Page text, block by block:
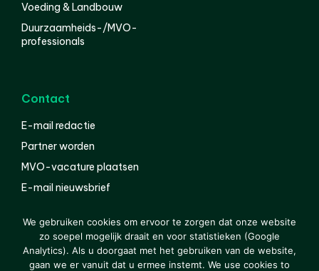
Voeding & Landbouw
Duurzaamheids-/MVO-
professionals
Contact
E-mail redactie
Partner worden
MVO-vacature plaatsen
E-mail nieuwsbrief
© 2000-2026 Van der Molen EIS Colofon Disclaimer
We gebruiken cookies om ervoor te zorgen dat onze website
zo soepel mogelijk draait en voor statistieken (Google
Analytics). Als u doorgaat met het gebruiken van de website,
gaan we er vanuit dat u ermee instemt. We use cookies to